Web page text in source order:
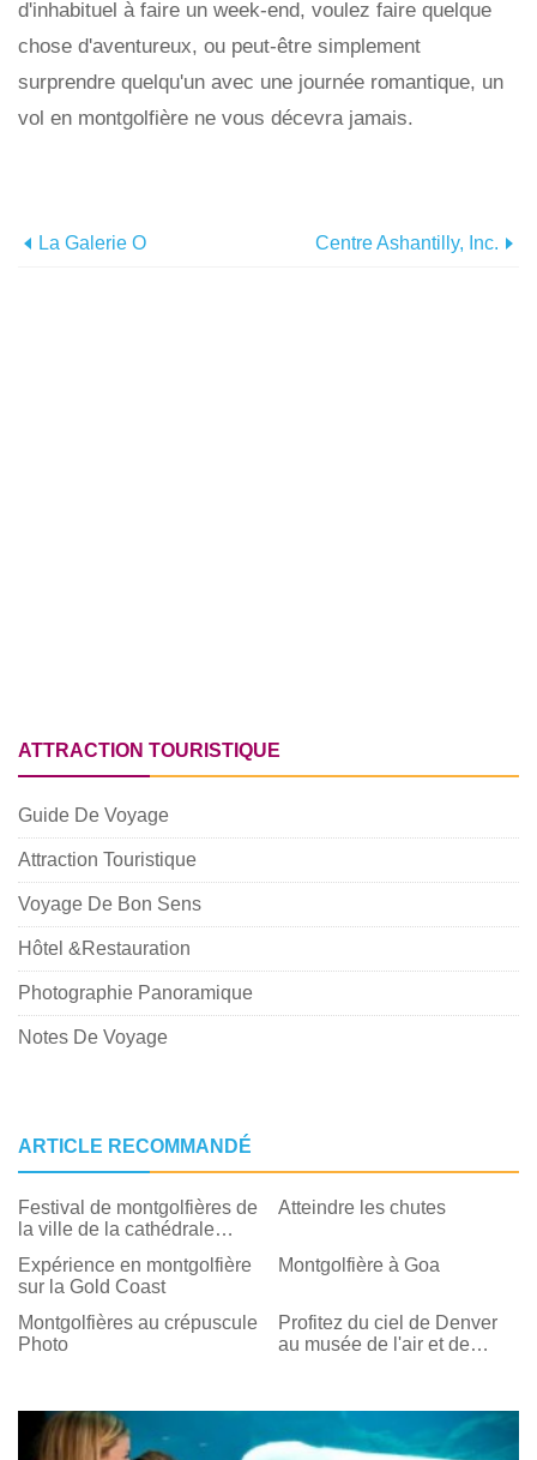
d'inhabituel à faire un week-end, voulez faire quelque
chose d'aventureux, ou peut-être simplement
surprendre quelqu'un avec une journée romantique, un
vol en montgolfière ne vous décevra jamais.
La Galerie O Centre Ashantilly, Inc.
ATTRACTION TOURISTIQUE
Guide De Voyage
Attraction Touristique
Voyage De Bon Sens
Hôtel &Restauration
Photographie Panoramique
Notes De Voyage
ARTICLE RECOMMANDÉ
Festival de montgolfières de
la ville de la cathédrale
Atteindre les chutes
Expérience en montgolfière
sur la Gold Coast
Montgolfière à Goa
Montgolfières au crépuscule
Photo
Profitez du ciel de Denver
au musée de l'air et de